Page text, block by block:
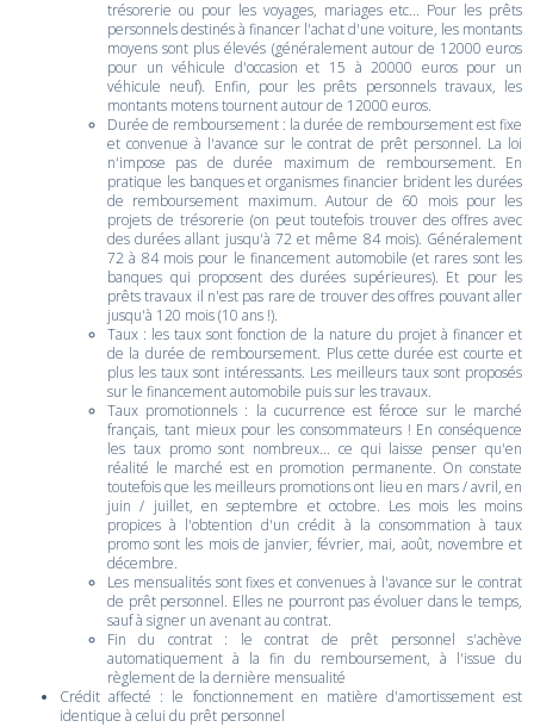
trésorerie ou pour les voyages, mariages etc... Pour les prêts
personnels destinés à financer l'achat d'une voiture, les montants
moyens sont plus élevés (généralement autour de 12000 euros
pour un véhicule d'occasion et 15 à 20000 euros pour un
véhicule neuf). Enfin, pour les prêts personnels travaux, les
montants motens tournent autour de 12000 euros.
Durée de remboursement : la durée de remboursement est fixe
et convenue à l'avance sur le contrat de prêt personnel. La loi
n'impose pas de durée maximum de remboursement. En
pratique les banques et organismes financier brident les durées
de remboursement maximum. Autour de 60 mois pour les
projets de trésorerie (on peut toutefois trouver des offres avec
des durées allant jusqu'à 72 et même 84 mois). Généralement
72 à 84 mois pour le financement automobile (et rares sont les
banques qui proposent des durées supérieures). Et pour les
prêts travaux il n'est pas rare de trouver des offres pouvant aller
jusqu'à 120 mois (10 ans !).
Taux : les taux sont fonction de la nature du projet à financer et
de la durée de remboursement. Plus cette durée est courte et
plus les taux sont intéressants. Les meilleurs taux sont proposés
sur le financement automobile puis sur les travaux.
Taux promotionnels : la cucurrence est féroce sur le marché
français, tant mieux pour les consommateurs ! En conséquence
les taux promo sont nombreux... ce qui laisse penser qu'en
réalité le marché est en promotion permanente. On constate
toutefois que les meilleurs promotions ont lieu en mars / avril, en
juin / juillet, en septembre et octobre. Les mois les moins
propices à l'obtention d'un crédit à la consommation à taux
promo sont les mois de janvier, février, mai, août, novembre et
décembre.
Les mensualités sont fixes et convenues à l'avance sur le contrat
de prêt personnel. Elles ne pourront pas évoluer dans le temps,
sauf à signer un avenant au contrat.
Fin du contrat : le contrat de prêt personnel s'achève
automatiquement à la fin du remboursement, à l'issue du
règlement de la dernière mensualité
Crédit affecté : le fonctionnement en matière d'amortissement est
identique à celui du prêt personnel